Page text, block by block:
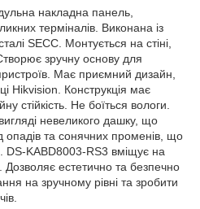
накладна панель,
терміналів. Виконана із
SECC. Монтується на стіні,
зручну основу для
Має приємний дизайн,
Hikvision. Конструкція має
стійкість. Не боїться вологи.
невеликого дашку, що
опадів та сонячних променів, що
DS-KABD8003-RS3 вміщує на
Дозволяє естетично та безпечно
на зручному рівні та зробити